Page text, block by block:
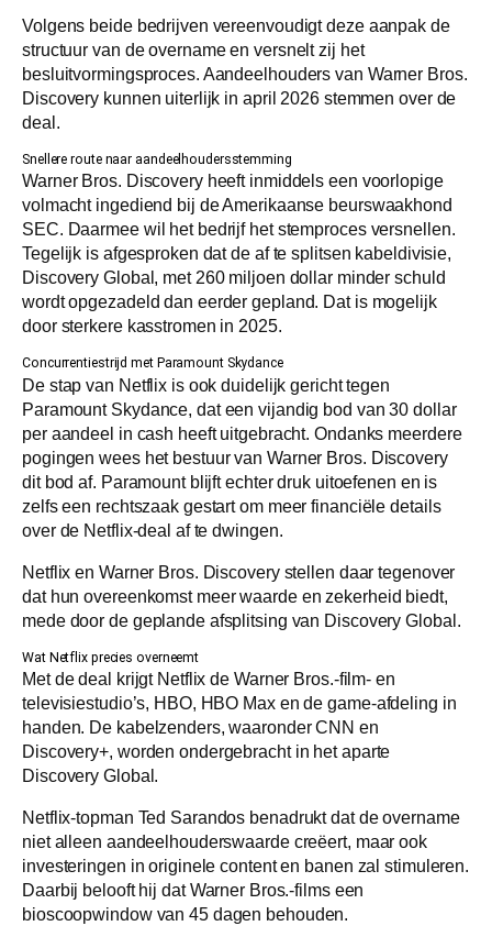
Volgens beide bedrijven vereenvoudigt deze aanpak de
structuur van de overname en versnelt zij het
besluitvormingsproces. Aandeelhouders van Warner Bros.
Discovery kunnen uiterlijk in april 2026 stemmen over de
deal.
Snellere route naar aandeelhoudersstemming
Warner Bros. Discovery heeft inmiddels een voorlopige
volmacht ingediend bij de Amerikaanse beurswaakhond
SEC. Daarmee wil het bedrijf het stemproces versnellen.
Tegelijk is afgesproken dat de af te splitsen kabeldivisie,
Discovery Global, met 260 miljoen dollar minder schuld
wordt opgezadeld dan eerder gepland. Dat is mogelijk
door sterkere kasstromen in 2025.
Concurrentiestrijd met Paramount Skydance
De stap van Netflix is ook duidelijk gericht tegen
Paramount Skydance, dat een vijandig bod van 30 dollar
per aandeel in cash heeft uitgebracht. Ondanks meerdere
pogingen wees het bestuur van Warner Bros. Discovery
dit bod af. Paramount blijft echter druk uitoefenen en is
zelfs een rechtszaak gestart om meer financiële details
over de Netflix-deal af te dwingen.
Netflix en Warner Bros. Discovery stellen daar tegenover
dat hun overeenkomst meer waarde en zekerheid biedt,
mede door de geplande afsplitsing van Discovery Global.
Wat Netflix precies overneemt
Met de deal krijgt Netflix de Warner Bros.-film- en
televisiestudio’s, HBO, HBO Max en de game-afdeling in
handen. De kabelzenders, waaronder CNN en
Discovery+, worden ondergebracht in het aparte
Discovery Global.
Netflix-topman Ted Sarandos benadrukt dat de overname
niet alleen aandeelhouderswaarde creëert, maar ook
investeringen in originele content en banen zal stimuleren.
Daarbij belooft hij dat Warner Bros.-films een
bioscoopwindow van 45 dagen behouden.